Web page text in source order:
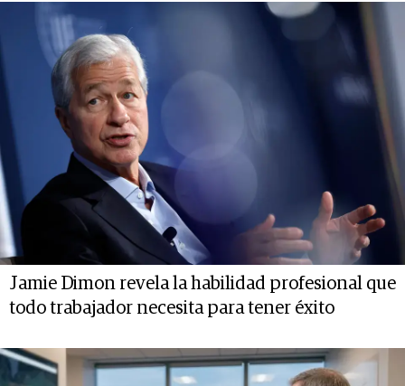
Jamie Dimon revela la habilidad profesional que
todo trabajador necesita para tener éxito